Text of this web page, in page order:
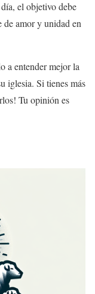
el objetivo debe
amor y unidad en
a entender mejor la
iglesia. Si tienes más
Tu opinión es